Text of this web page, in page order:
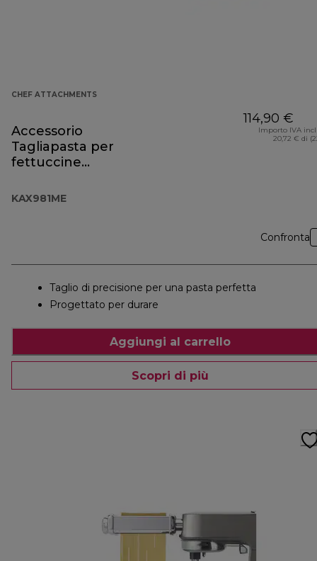
CHEF ATTACHMENTS
Accessorio
Tagliapasta per
fettuccine
KAX981ME
114,90 €
Importo IVA
20,72 € di
Confronta
Taglio di precisione per una pasta perfetta
Progettato per durare
Aggiungi al carrello
Scopri di più